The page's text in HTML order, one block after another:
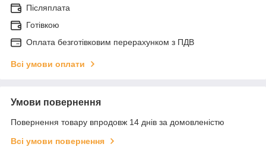
Післяплата
Готівкою
Оплата безготівковим перерахунком з ПДВ
Всі умови оплати
Умови повернення
Повернення товару впродовж 14 днів за домовленістю
Всі умови повернення